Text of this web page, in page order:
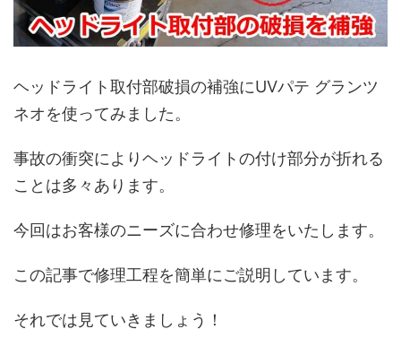
ヘッドライト取付部破損の補強にUVパテ グランツ
ネオを使ってみました。
事故の衝突によりヘッドライトの付け部分が折れる
ことは多々あります。
今回はお客様のニーズに合わせ修理をいたします。
この記事で修理工程を簡単にご説明しています。
それでは見ていきましょう！